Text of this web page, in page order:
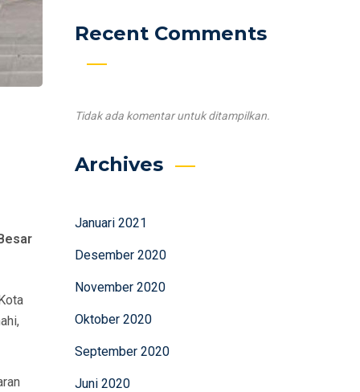
Recent Comments
Tidak ada komentar untuk ditampilkan.
Archives
Januari 2021
Desember 2020
November 2020
Oktober 2020
September 2020
Juni 2020